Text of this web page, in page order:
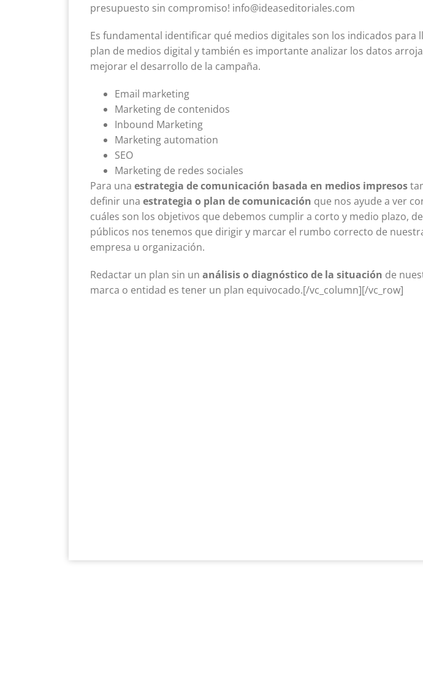
presupuesto sin compromiso! info@ideaseditoriales.com
Es fundamental identificar qué medios digitales son los indicados para
plan de medios digital y también es importante analizar los datos
mejorar el desarrollo de la campaña.
Email marketing
Marketing de contenidos
Inbound Marketing
Marketing automation
SEO
Marketing de redes sociales
Para una estrategia de comunicación basada en medios impresos
definir una estrategia o plan de comunicación que nos ayude a ver
cuáles son los objetivos que debemos cumplir a corto y medio plazo,
públicos nos tenemos que dirigir y marcar el rumbo correcto de
empresa u organización.
Redactar un plan sin un análisis o diagnóstico de la situación de
marca o entidad es tener un plan equivocado.[/vc_column][/vc_row]